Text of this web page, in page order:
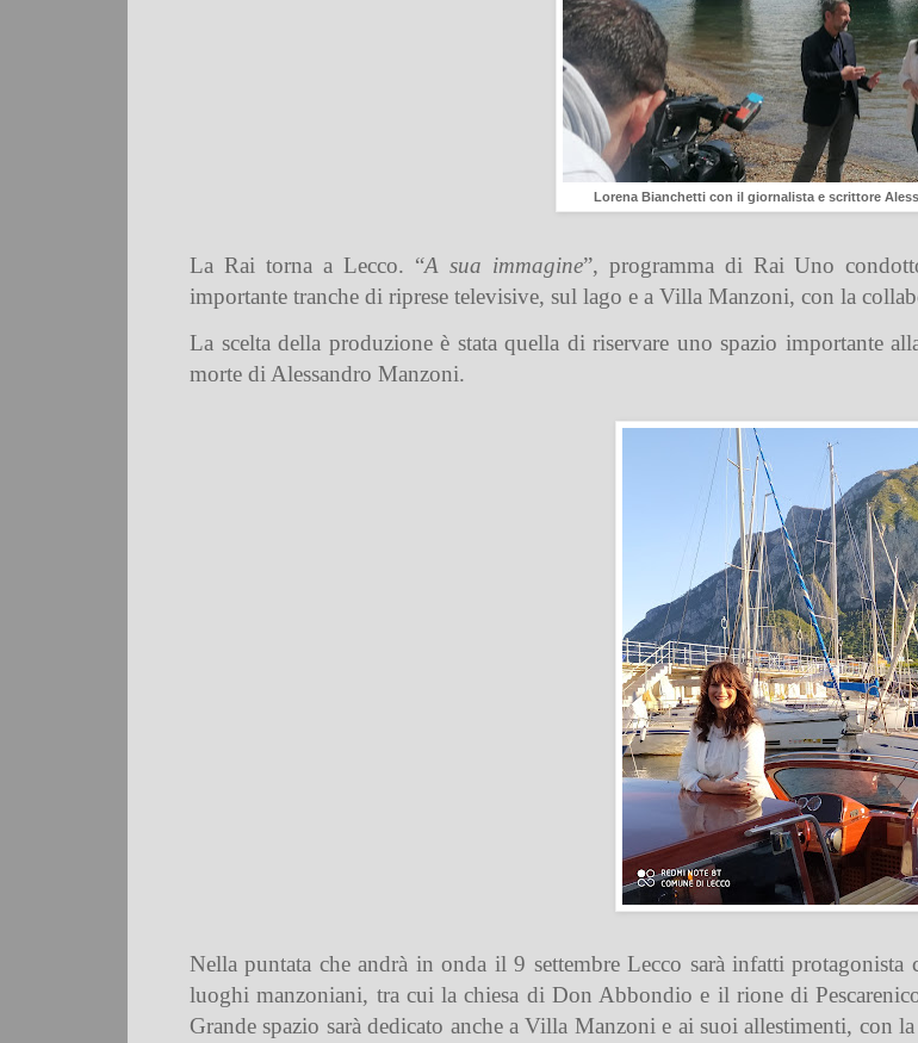
Lorena Bianchetti con il giornalista e scrittore
La Rai torna a Lecco. “A sua immagine”, programma di Rai Uno
importante tranche di riprese televisive, sul lago e a Villa Manzoni, con la
La scelta della produzione è stata quella di riservare uno spazio importante
morte di Alessandro Manzoni.
Nella puntata che andrà in onda il 9 settembreLecco sarà infatti protagonista
luoghi manzoniani, tra cui la chiesa di Don Abbondio e il rione di
Grande spazio sarà dedicato anche aVilla Manzonie ai suoi allestimenti, con